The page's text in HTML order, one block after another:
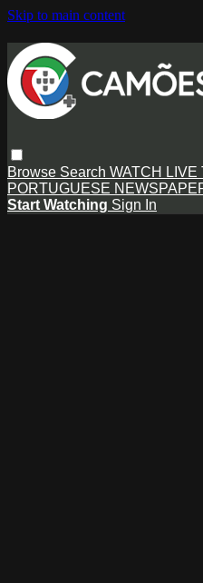
Skip to main content
Browse Search WATCH LIVE
PORTUGUESE
Start Watching Sign In